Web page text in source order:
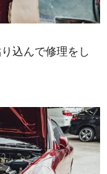
込んで修理をし